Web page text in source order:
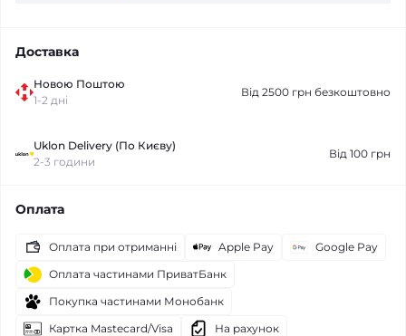
Доставка
Новою Поштою
1-2 дні
Від 2500 грн безкоштовно
Uklon Delivery (По Києву)
2-3 години
Від 100 грн
Оплата
Оплата при отриманні Apple Pay
Google Pay
Оплата частинами ПриватБанк
Покупка частинами Монобанк
Картка Mastecard/Visa
На рахунок